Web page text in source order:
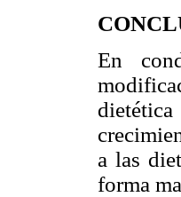
En
a las
forma